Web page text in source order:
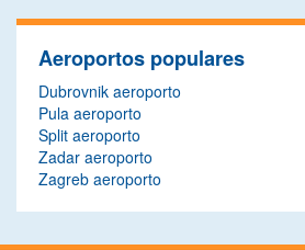
Aeroportos populares
Dubrovnik aeroporto
Pula aeroporto
Split aeroporto
Zadar aeroporto
Zagreb aeroporto